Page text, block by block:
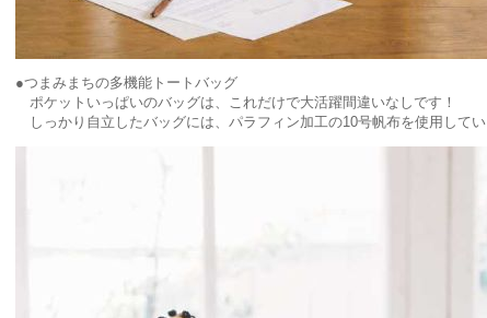
●つまみまちの多機能トートバッグ
ポケットいっぱいのバッグは、これだけで大活躍間違いなしです！
しっかり自立したバッグには、パラフィン加工の10号帆布を使用して